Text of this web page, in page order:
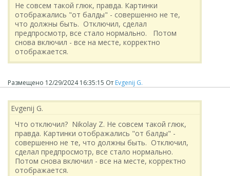
Не совсем такой глюк, правда. Картинки
отображались "от балды" - совершенно не те,
что должны быть. Отключил, сделал
предпросмотр, все стало нормально. Потом
снова включил - все на месте, корректно
отображается.
Размещено 12/29/2024 16:35:15 От Evgenij G.
Evgenij G.
Что отключил? Nikolay Z. Не совсем такой глюк,
правда. Картинки отображались "от балды" -
совершенно не те, что должны быть. Отключил,
сделал предпросмотр, все стало нормально.
Потом снова включил - все на месте, корректно
отображается.